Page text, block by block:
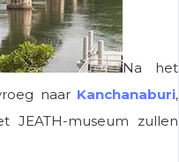
Na het
naar Kanchanaburi,
JEATH-museum zullen